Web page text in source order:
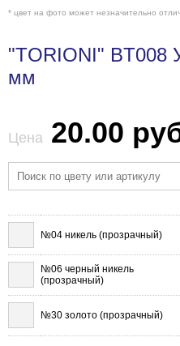
* цвет на фото может незначительно
"TORIONI" BT008
мм
Цена 20.00
№04 никель (прозрачный)
№06 черный никель
(прозрачный)
№30 золото (прозрачный)